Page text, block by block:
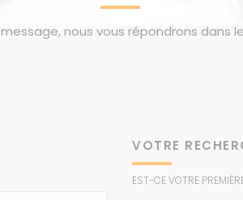
nous vous répondrons dans
VOTRE
EST-CE VOTRE